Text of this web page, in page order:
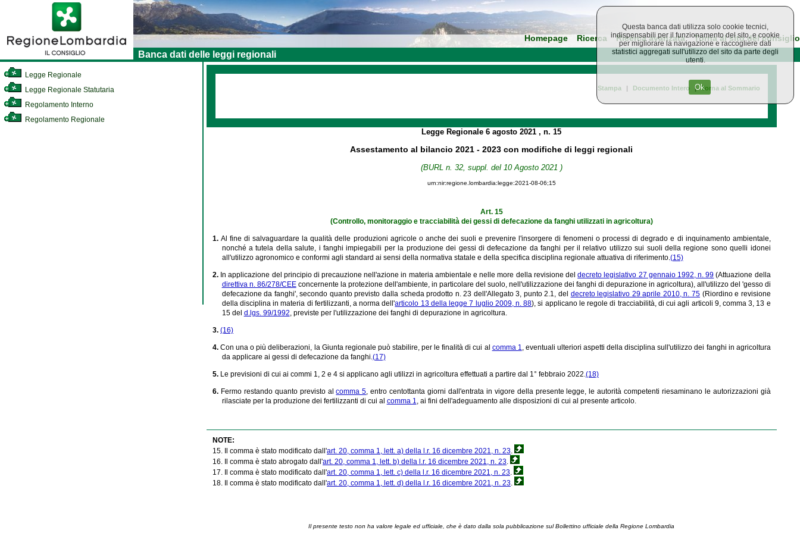
Homepage Ricerca Ricerca avanzata Torna al sito del consiglio
Banca dati delle leggi regionali
Legge Regionale
Legge Regionale Statutaria
Regolamento Interno
Regolamento Regionale
Stampa | Documento Intero | Torna al Sommario
Legge Regionale6 agosto 2021, n. 15
Assestamento al bilancio 2021 - 2023 con modifiche di leggi regionali
(BURL n. 32, suppl. del 10 Agosto 2021 )
urn:nir:regione.lombardia:legge:2021-08-06;15
Art. 15
(Controllo, monitoraggio e tracciabilità dei gessi di defecazione da fanghi utilizzati in agricoltura)
1.Al fine di salvaguardare la qualità delle produzioni agricole o anche dei suoli e prevenire l'insorgere di fenomeni o processi di degrado e di inquinamento ambientale,
nonché a tutela della salute, i fanghi impiegabili per la produzione dei gessi di defecazione da fanghi per il relativo utilizzo sui suoli della regione sono quelli idonei
all'utilizzo agronomico e conformi agli standard ai sensi della normativa statale e della specifica disciplina regionale attuativa di riferimento.(15)
2. In applicazione del principio di precauzione nell'azione in materia ambientale e nelle more della revisione deldecreto legislativo 27 gennaio 1992, n. 99 (Attuazione della
direttiva n. 86/278/CEEconcernente la protezione dell'ambiente, in particolare del suolo, nell'utilizzazione dei fanghi di depurazione in agricoltura), all'utilizzo del 'gesso di
defecazione da fanghi', secondo quanto previsto dalla scheda prodotto n. 23 dell'Allegato 3, punto 2.1, del decreto legislativo 29 aprile 2010, n. 75 (Riordino e revisione
della disciplina in materia di fertilizzanti, a norma dell'articolo 13 della legge 7 luglio 2009, n. 88), si applicano le regole di tracciabilità, di cui agli articoli 9, comma 3, 13 e
15 del d.lgs. 99/1992, previste per l'utilizzazione dei fanghi di depurazione in agricoltura.
3. (16)
4.Con una o più deliberazioni, la Giunta regionale può stabilire, per le finalità di cui al comma 1, eventuali ulteriori aspetti della disciplina sull'utilizzo dei fanghi in agricoltura
da applicare ai gessi di defecazione da fanghi.(17)
5. Le previsioni di cui ai commi 1, 2 e 4 si applicano agli utilizzi in agricoltura effettuati a partire dal 1° febbraio 2022.(18)
6. Fermo restando quanto previsto alcomma 5, entro centottanta giorni dall'entrata in vigore della presente legge, le autorità competenti riesaminano le autorizzazioni già
rilasciate per la produzione dei fertilizzanti di cui al comma 1, ai fini dell'adeguamento alle disposizioni di cui al presente articolo.
NOTE:
15. Il comma è stato modificato dall'art. 20, comma 1, lett. a) della l.r. 16 dicembre 2021, n. 23.
16. Il comma è stato abrogato dall'art. 20, comma 1, lett. b) della l.r. 16 dicembre 2021, n. 23.
17. Il comma è stato modificato dall'art. 20, comma 1, lett. c) della l.r. 16 dicembre 2021, n. 23.
18. Il comma è stato modificato dall'art. 20, comma 1, lett. d) della l.r. 16 dicembre 2021, n. 23.
Il presente testo non ha valore legale ed ufficiale, che è dato dalla sola pubblicazione sul Bollettino ufficiale della Regione Lombardia
Questa banca dati utilizza solo cookie tecnici,
indispensabili per il funzionamento del sito, e cookie
per migliorare la navigazione e raccogliere dati
statistici aggregati sull'utilizzo del sito da parte degli
utenti.
Ok